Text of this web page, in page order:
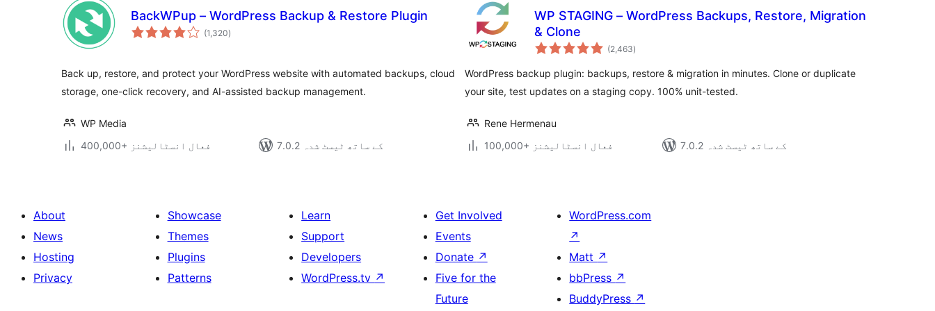
BackWPup – WordPress Backup & Restore Plugin
(1,320مجموعی
درجہ
)
Back up, restore, and protect your WordPress website with automated backups, cloud
storage, one-click recovery, and AI-assisted backup management.
WP Media
400,000+ فعال انسٹالیشنز
7.0.2 کے ساتھ ٹیسٹ شدہ
WP STAGING – WordPress Backups, Restore, Migration
& Clone
(2,463مجموعی
درجہ
)
WordPress backup plugin: backups, restore & migration in minutes. Clone or duplicate
your site, test updates on a staging copy. 100% unit-tested.
Rene Hermenau
100,000+ فعال انسٹالیشنز
7.0.2 کے ساتھ ٹیسٹ شدہ
About
News
Hosting
Privacy
Showcase
Themes
Plugins
Patterns
Learn
Support
Developers
WordPress.tv ↗
Get Involved
Events
Donate ↗
Five for the
Future
WordPress.com
↗
Matt ↗
bbPress ↗
BuddyPress ↗